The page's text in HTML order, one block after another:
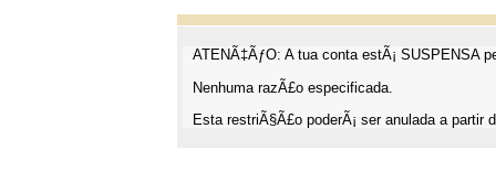
ATENÃ‡ÃƒO: A tua conta estÃ¡ SUSPENSA
Nenhuma razÃ£o especificada.
Esta restriÃ§Ã£o poderÃ¡ ser anulada a partir